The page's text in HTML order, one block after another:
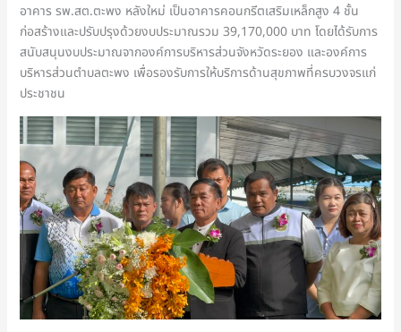
อาคาร รพ.สต.ตะพง หลังใหม่ เป็นอาคารคอนกรีตเสริมเหล็กสูง 4 ชั้น
ก่อสร้างและปรับปรุงด้วยงบประมาณรวม 39,170,000 บาท โดยได้รับการ
สนับสนุนงบประมาณจากองค์การบริหารส่วนจังหวัดระยอง และองค์การ
บริหารส่วนตำบลตะพง เพื่อรองรับการให้บริการด้านสุขภาพที่ครบวงจรแก่
ประชาชน